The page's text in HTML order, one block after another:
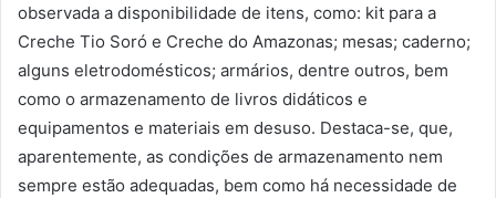
observada a disponibilidade de itens, como: kit para a
Creche Tio Soró e Creche do Amazonas; mesas; caderno;
alguns eletrodomésticos; armários, dentre outros, bem
como o armazenamento de livros didáticos e
equipamentos e materiais em desuso. Destaca-se, que,
aparentemente, as condições de armazenamento nem
sempre estão adequadas, bem como há necessidade de